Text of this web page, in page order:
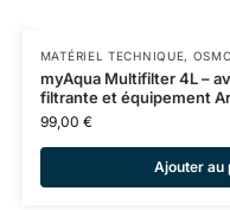
MATÉRIEL TECHNIQUE,
myAqua Multifilter 4L –
filtrante et équipement
99,00 €
Ajouter au